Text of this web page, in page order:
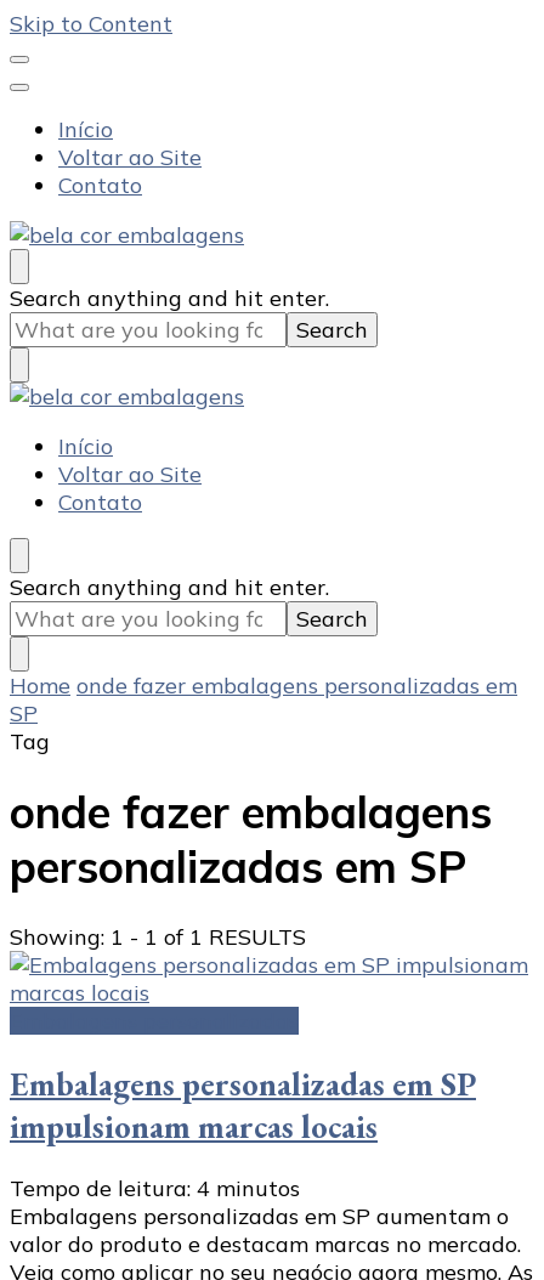
Skip to Content
Início
Voltar ao Site
Contato
Bela Cor Embalagens
Blog
Looking
for
Something?
Search anything and hit enter.
Bela Cor Embalagens
Blog
Início
Voltar ao Site
Contato
Looking
for
Something?
Search anything and hit enter.
Home onde fazer embalagens personalizadas em
SP
Tag
onde fazer embalagens
personalizadas em SP
Showing: 1 - 1 of 1 RESULTS
Embalagens personalizadas em SP
impulsionam marcas locais
Tempo de leitura: 4 minutos
Embalagens personalizadas em SP aumentam o
valor do produto e destacam marcas no mercado.
Veja como aplicar no seu negócio agora mesmo. As